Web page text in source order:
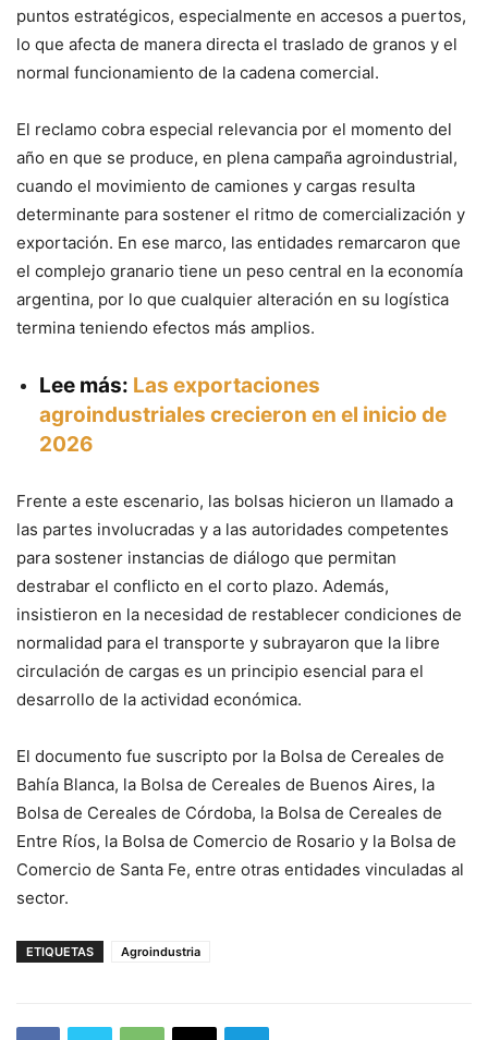
puntos estratégicos, especialmente en accesos a puertos,
lo que afecta de manera directa el traslado de granos y el
normal funcionamiento de la cadena comercial.
El reclamo cobra especial relevancia por el momento del
año en que se produce, en plena campaña agroindustrial,
cuando el movimiento de camiones y cargas resulta
determinante para sostener el ritmo de comercialización y
exportación. En ese marco, las entidades remarcaron que
el complejo granario tiene un peso central en la economía
argentina, por lo que cualquier alteración en su logística
termina teniendo efectos más amplios.
Lee más: Las exportaciones
agroindustriales crecieron en el inicio de
2026
Frente a este escenario, las bolsas hicieron un llamado a
las partes involucradas y a las autoridades competentes
para sostener instancias de diálogo que permitan
destrabar el conflicto en el corto plazo. Además,
insistieron en la necesidad de restablecer condiciones de
normalidad para el transporte y subrayaron que la libre
circulación de cargas es un principio esencial para el
desarrollo de la actividad económica.
El documento fue suscripto por la Bolsa de Cereales de
Bahía Blanca, la Bolsa de Cereales de Buenos Aires, la
Bolsa de Cereales de Córdoba, la Bolsa de Cereales de
Entre Ríos, la Bolsa de Comercio de Rosario y la Bolsa de
Comercio de Santa Fe, entre otras entidades vinculadas al
sector.
ETIQUETAS Agroindustria